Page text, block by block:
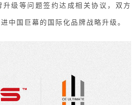
级等问题签约达成相关协议，双方
中国巨幕的国际化品牌战略升级。